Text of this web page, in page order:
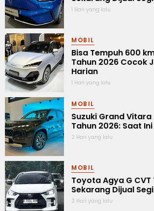
1 Hari yang lalu
MOBIL
Bisa Tempuh 600
Tahun 2026 Cocok
Harian
1 Hari yang lalu
MOBIL
Suzuki Grand Vitara
Tahun 2026: Saat
2 Hari yang lalu
MOBIL
Toyota Agya G CVT
Sekarang Dijual
2 Hari yang lalu